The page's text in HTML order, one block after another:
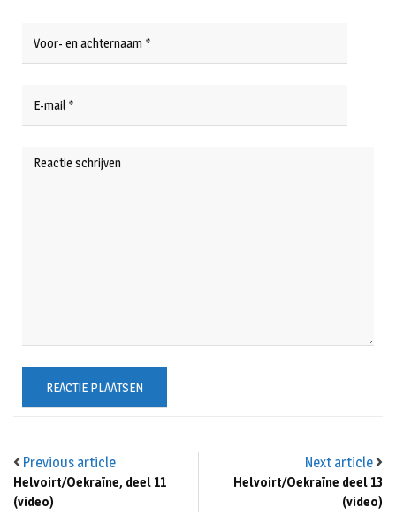
Previous article
Helvoirt/Oekraïne, deel 11
(video)
Next article
Helvoirt/Oekraïne deel 13
(video)